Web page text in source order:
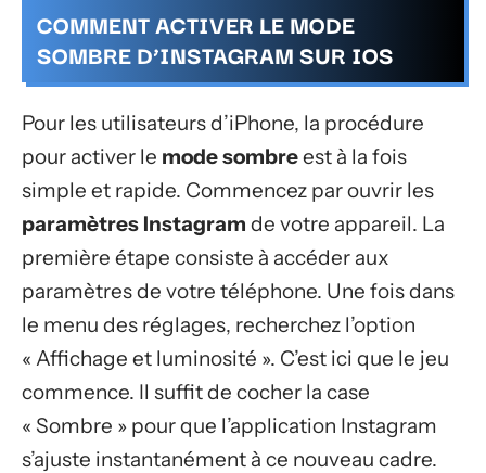
COMMENT ACTIVER LE MODE
SOMBRE D’INSTAGRAM SUR IOS
Pour les utilisateurs d’iPhone, la procédure
pour activer le mode sombreest à la fois
simple et rapide. Commencez par ouvrir les
paramètres Instagram de votre appareil. La
première étape consiste à accéder aux
paramètres de votre téléphone. Une fois dans
le menu des réglages, recherchez l’option
« Affichage et luminosité ». C’est ici que le jeu
commence. Il suffit de cocher la case
« Sombre » pour que l’application Instagram
s’ajuste instantanément à ce nouveau cadre.